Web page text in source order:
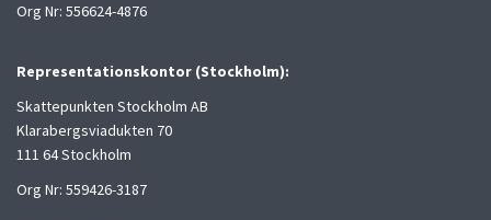
Org Nr: 556624-4876
Representationskontor (Stockholm):
Skattepunkten Stockholm AB
Klarabergsviadukten 70
111 64 Stockholm
Org Nr: 559426-3187